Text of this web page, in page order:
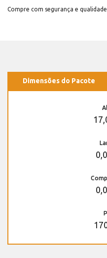
Compre com segurança e
Dimensões do Pacote